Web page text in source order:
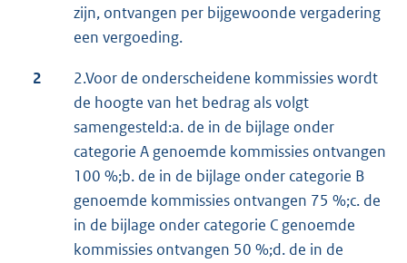
zijn, ontvangen per bijgewoonde vergadering
een vergoeding.
2
2.Voor de onderscheidene kommissies wordt
de hoogte van het bedrag als volgt
samengesteld:a. de in de bijlage onder
categorie A genoemde kommissies ontvangen
100 %;b. de in de bijlage onder categorie B
genoemde kommissies ontvangen 75 %;c. de
in de bijlage onder categorie C genoemde
kommissies ontvangen 50 %;d. de in de